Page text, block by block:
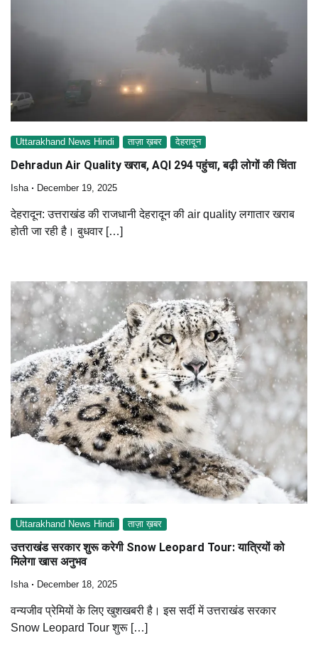
Uttarakhand News Hindi ताज़ा ख़बर देहरादून
Dehradun Air Quality खराब, AQI 294 पहुंचा, बढ़ी लोगों की चिंता
Isha December 19, 2025
देहरादून: उत्तराखंड की राजधानी देहरादून की air quality लगातार खराब
होती जा रही है। बुधवार […]
Uttarakhand News Hindi ताज़ा ख़बर
उत्तराखंड सरकार शुरू करेगी Snow Leopard Tour: यात्रियों को
मिलेगा खास अनुभव
Isha December 18, 2025
वन्यजीव प्रेमियों के लिए खुशखबरी है। इस सर्दी में उत्तराखंड सरकार
Snow Leopard Tour शुरू […]